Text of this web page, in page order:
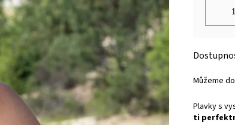
Můžeme
Plavky s
ti